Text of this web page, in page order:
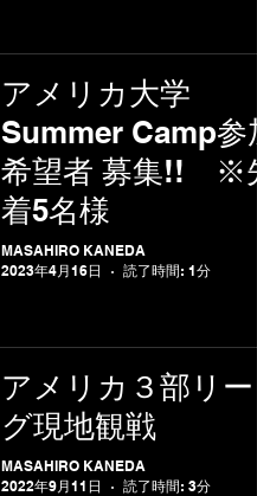
アメリカ大学
Summer Camp参
希望者 募集!! ※
着5名様
MASAHIRO KANEDA
2023年4月16日
読了時間: 1分
アメリカ３部リー
グ現地観戦
MASAHIRO KANEDA
2022年9月11日
読了時間: 3分